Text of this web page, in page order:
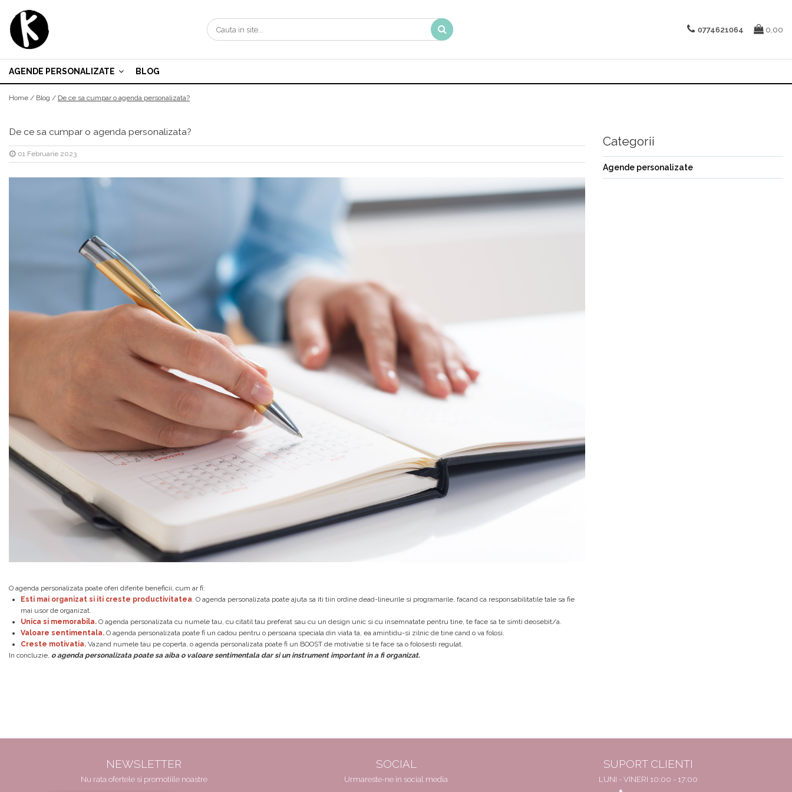
Agende personalizate
Saptamanale
Nedatate
Domeniul Medical
Scoala de soferi | Instructor Auto
0774621064 0,00
AGENDE PERSONALIZATE BLOG
Home / Blog / De ce sa cumpar o agenda personalizata?
De ce sa cumpar o agenda personalizata?
01 Februarie 2023
O agenda personalizata poate oferi diferite beneficii, cum ar fi:
Esti mai organizat si iti creste productivitatea. O agenda personalizata poate ajuta sa iti tiin ordine dead-lineurile si programarile, facand ca responsabilitatile tale sa fie
mai usor de organizat.
Unica si memorabila. O agenda personalizata cu numele tau, cu citatil tau preferat sau cu un design unic si cu insemnatate pentru tine, te face sa te simti deosebit/a.
Valoare sentimentala. O agenda personalizata poate fi un cadou pentru o persoana speciala din viata ta, ea amintidu-si zilnic de tine cand o va folosi.
Creste motivatia. Vazand numele tau pe coperta, o agenda personalizata poate fi un BOOST de motivatie si te face sa o folosesti regulat.
In concluzie, o agenda personalizata poate sa aiba o valoare sentimentala dar si un instrument important in a fi organizat.
Categorii
Agende personalizate
NEWSLETTER
Nu rata ofertele si promotiile noastre
SOCIAL
Urmareste-ne in social media
SUPORT CLIENTI
LUNI - VINERI 10:00 - 17:00